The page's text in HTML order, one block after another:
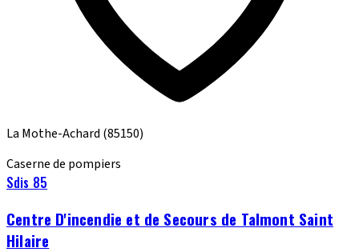
La Mothe-Achard (85150)
Caserne de pompiers
Sdis 85
Centre D'incendie et de Secours de Talmont Saint
Hilaire